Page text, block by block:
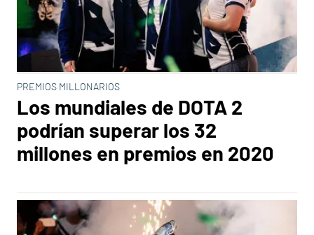
PREMIOS MILLONARIOS
Los mundiales de DOTA 2
podrían superar los 32
millones en premios en 2020